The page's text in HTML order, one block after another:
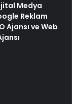
Medya
Reklam
Ajansı ve Web